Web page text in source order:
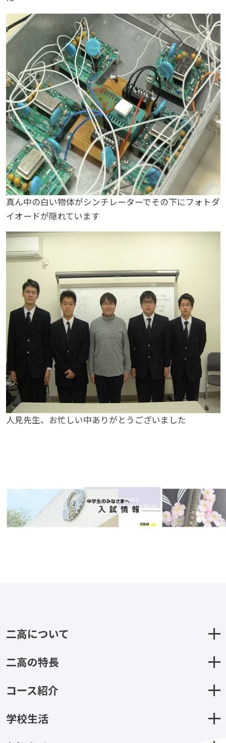
真ん中の白い物体がシンチレーターでその下にフォトダ
イオードが隠れています
人見先生、お忙しい中ありがとうございました
二高について
二高の特長
コース紹介
学校生活